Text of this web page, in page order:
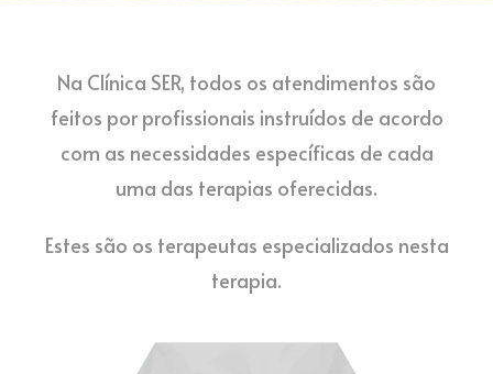
Na Clínica SER, todos os atendimentos são
feitos por profissionais instruídos de acordo
com as necessidades específicas de cada
uma das terapias oferecidas.
Estes são os terapeutas especializados nesta
terapia.